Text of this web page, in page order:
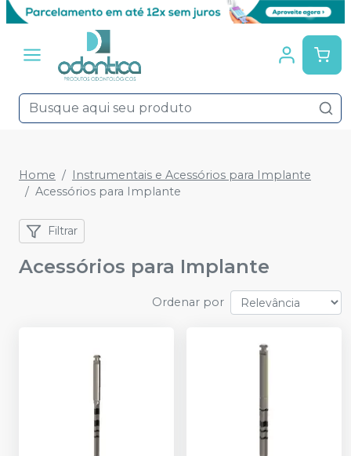
Home
Instrumentais e Acessórios para Implante
Acessórios para Implante
Filtrar
Acessórios para Implante
Ordenar por